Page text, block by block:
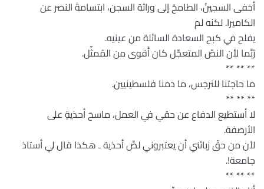
أخفى السجينُ، الطامحُ إلى وراثة السجن، ابتسامةَ النصر عن
الكاميرا. لكنه لم
يفلح في كبح السعادة السائلة من عينيه.
رُبَّما لأن النصّ المتعجِّل كان أَقوى من المُمثِّل.
** ** **
ما حاجتنا للنرجس، ما دمنا فلسطينيين.
** ** **
لا أستطيع الدفاع عن حقي في العمل، ماسحَ أحذيةٍ على
الأرصفة.
لأن من حقّ زبائني أن يعتبروني لصَّ أحذية ـ هكذا قال لي أستاذ
جامعة!.
** ** **